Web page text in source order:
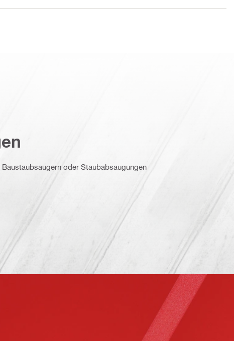
oder Staubabsaugungen